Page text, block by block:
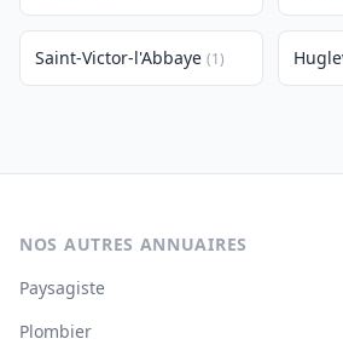
Saint-Victor-l'Abbaye (1)
NOS AUTRES ANNUAIRES
Paysagiste
Plombier